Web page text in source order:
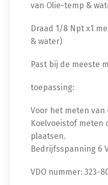
van Olie-temp &
Draad 1/8 Npt x1
& water)
Past bij de meeste
toepassing:
Voor het meten
Koelvoeistof meten
plaatsen.
Bedrijfsspanning 6
VDO nummer: 323-